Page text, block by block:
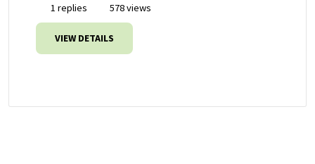
1 replies
578 views
VIEW DETAILS